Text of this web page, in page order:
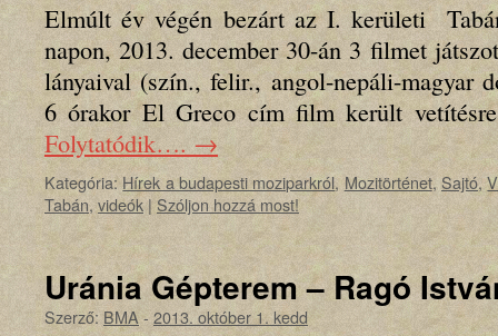
Elmúlt év végén bezárt az I. kerületi
napon, 2013. december 30-án 3 filmet
lányaival (szín., felir., angol-nepáli-magyar
6 órakor El Greco cím film került
Folytatódik….→
Kategória: Hírek a budapesti moziparkról,Mozitörténet,Sajtó,
Tabán,videók | Szóljon hozzá most!
Uránia Gépterem – Ragó
Szerző: BMA- 2013. október 1. kedd